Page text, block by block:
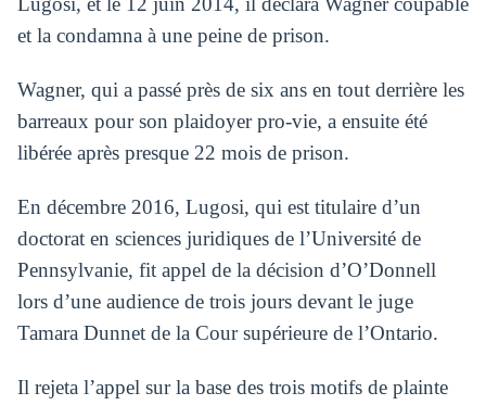
et la condamna à une peine de prison.
Wagner, qui a passé près de six ans en tout derrière les
barreaux pour son plaidoyer pro-vie, a ensuite été
libérée après presque 22 mois de prison.
En décembre 2016, Lugosi, qui est titulaire d’un
doctorat en sciences juridiques de l’Université de
Pennsylvanie, fit appel de la décision d’O’Donnell
lors d’une audience de trois jours devant le juge
Tamara Dunnet de la Cour supérieure de l’Ontario.
Il rejeta l’appel sur la base des trois motifs de plainte